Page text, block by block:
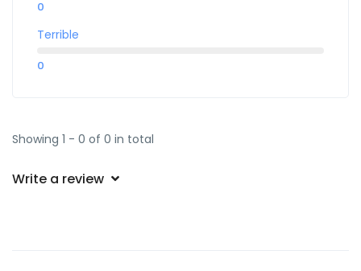
0
Terrible
0
Showing 1 - 0 of 0 in total
Write a review